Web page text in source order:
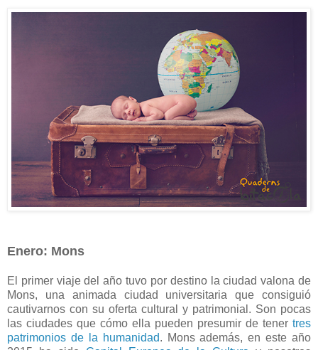
Enero: Mons
El primer viaje del año tuvo por destino la ciudad valona de
Mons, una animada ciudad universitaria que consiguió
cautivarnos con su oferta cultural y patrimonial. Son pocas
las ciudades que cómo ella pueden presumir de tener tres
patrimonios de la humanidad. Mons además, en este año